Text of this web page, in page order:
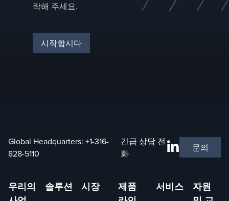
돕습니
락해 주세요.
시작합시다
Global Headquarters: +1-316-
828-5110
긴급 상담 전
화
문의
우리의
솔루션 시장
제품
서비스
자원